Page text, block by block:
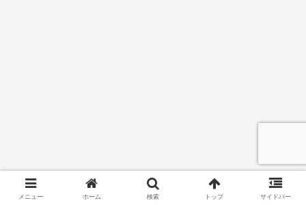
メニュー ホーム 検索 トップ サイドバー